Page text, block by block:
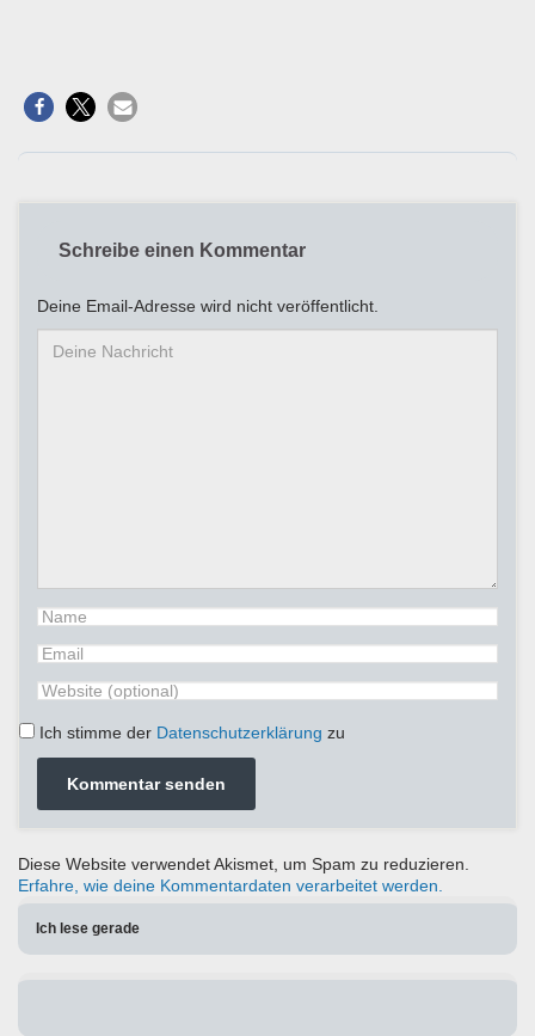
Schreibe einen Kommentar
Deine Email-Adresse wird nicht veröffentlicht.
Ich stimme der Datenschutzerklärung zu
Diese Website verwendet Akismet, um Spam zu reduzieren.
Erfahre, wie deine Kommentardaten verarbeitet werden.
Ich lese gerade